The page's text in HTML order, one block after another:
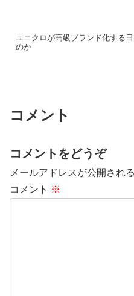
ユニクロが高級ブランド化する
のか
コメント
コメントをどうぞ
メールアドレスが公開され
コメント ※